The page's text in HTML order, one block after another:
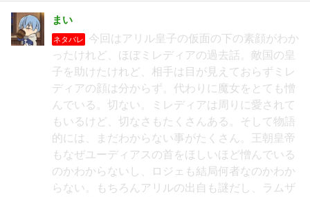
まい
ネタバレ
今回はアリル皇子の仮面の下の素顔がわか
ったけれど、ほぼミレディアの過去話。敵国の皇
子を助けたけれど、相手は目が見えておらずミレ
ディアの顔は分からず。代わりに魔女をとても憎
んでいる。切ない。ミレディアは周りに愛されて
もいるけど、切なさもたくさんある。そして物語
的には、まだわからない事がたくさん。王朝皇帝
もなぜユーディアスの首をほしいほど憎んでいる
のかわからないし、ロジェも結局何者なのかわか
らない。もちろんアリルの出自も謎だし、ラムザ